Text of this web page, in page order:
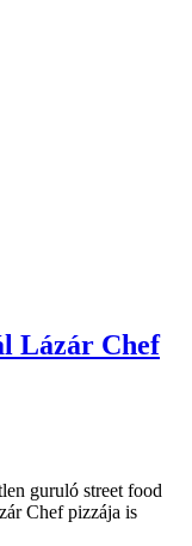
Lázár Chef
guruló street food
Chef pizzája is